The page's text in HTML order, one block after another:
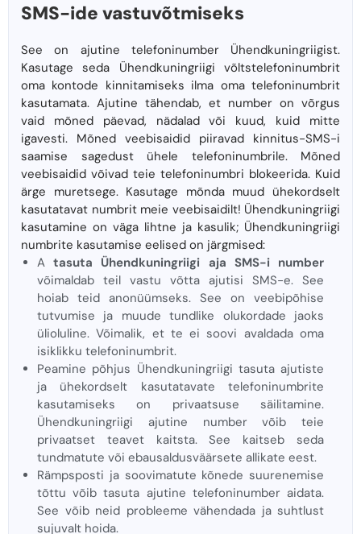
SMS-ide vastuvõtmiseks
See on ajutine telefoninumber Ühendkuningriigist.
Kasutage seda Ühendkuningriigi võltstelefoninumbrit
oma kontode kinnitamiseks ilma oma telefoninumbrit
kasutamata. Ajutine tähendab, et number on võrgus
vaid mõned päevad, nädalad või kuud, kuid mitte
igavesti. Mõned veebisaidid piiravad kinnitus-SMS-i
saamise sagedust ühele telefoninumbrile. Mõned
veebisaidid võivad teie telefoninumbri blokeerida. Kuid
ärge muretsege. Kasutage mõnda muud ühekordselt
kasutatavat numbrit meie veebisaidilt! Ühendkuningriigi
kasutamine on väga lihtne ja kasulik; Ühendkuningriigi
numbrite kasutamise eelised on järgmised:
Atasuta Ühendkuningriigi aja SMS-i number
võimaldab teil vastu võtta ajutisi SMS-e. See
hoiab teid anonüümseks. See on veebipõhise
tutvumise ja muude tundlike olukordade jaoks
ülioluline. Võimalik, et te ei soovi avaldada oma
isiklikku telefoninumbrit.
Peamine põhjus Ühendkuningriigi tasuta ajutiste
ja ühekordselt kasutatavate telefoninumbrite
kasutamiseks on privaatsuse säilitamine.
Ühendkuningriigi ajutine number võib teie
privaatset teavet kaitsta. See kaitseb seda
tundmatute või ebausaldusväärsete allikate eest.
Rämpsposti ja soovimatute kõnede suurenemise
tõttu võib tasuta ajutine telefoninumber aidata.
See võib neid probleeme vähendada ja suhtlust
sujuvalt hoida.